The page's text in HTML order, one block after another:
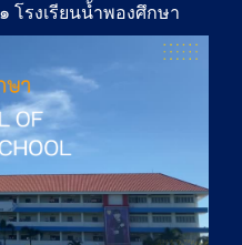
โรงเรียนน้ำพองศึกษา